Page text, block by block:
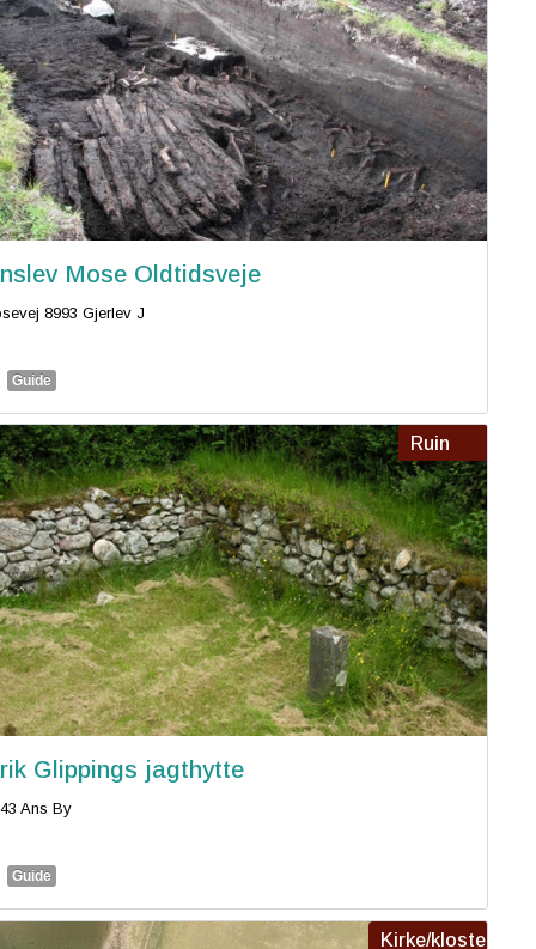
Mose Oldtidsveje
8993 Gjerlev J
Guide
Ruin
Glippings jagthytte
Ans By
Guide
Kirke/kloster